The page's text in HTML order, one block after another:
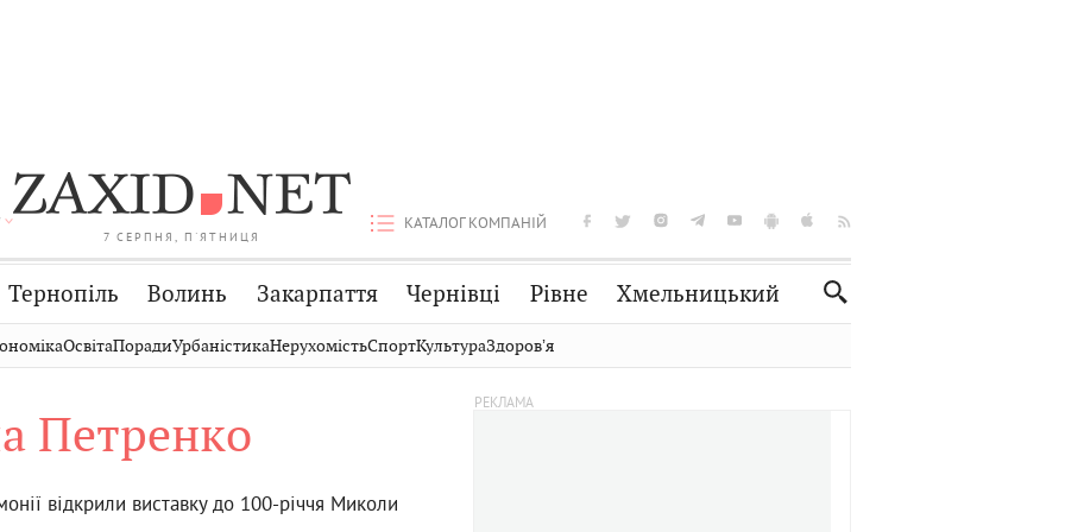
7 СЕРПНЯ, П'ЯТНИЦЯ
КАТАЛОГ КОМПАНІЙ
Тернопіль Волинь Закарпаття Чернівці Рівне Хмельницький
Стрий
Хмельницький
Публікації Авто Словко
ОсвітаПорадиУрбаністикаНерухомістьСпортКультураЗдоровʼя
Петренко
відкрили виставку до 100-річчя Миколи